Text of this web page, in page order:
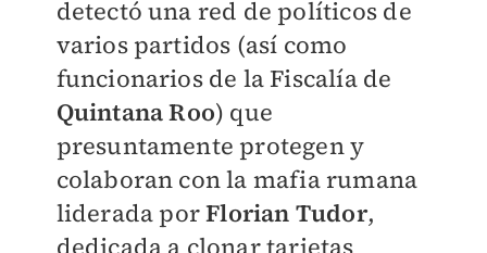
detectó una red de políticos de
varios partidos (así como
funcionarios de la Fiscalía de
Quintana Roo) que
presuntamente protegen y
colaboran con la mafia rumana
liderada porFlorian Tudor,